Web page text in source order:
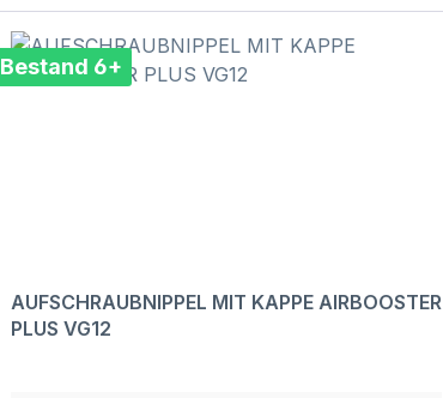
Bestand 6+
AUFSCHRAUBNIPPEL MIT KAPPE AIRBOOSTER
PLUS VG12